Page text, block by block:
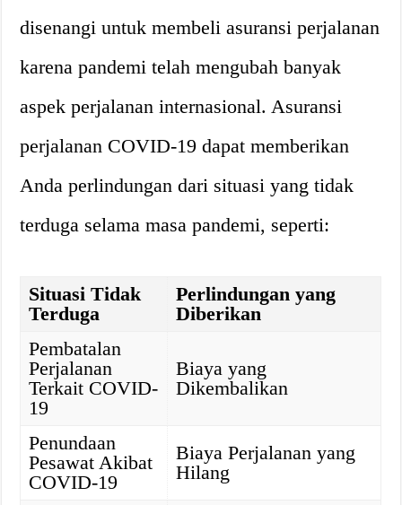
disenangi untuk membeli asuransi perjalanan
karena pandemi telah mengubah banyak
aspek perjalanan internasional. Asuransi
perjalanan COVID-19 dapat memberikan
Anda perlindungan dari situasi yang tidak
terduga selama masa pandemi, seperti:
Situasi Tidak
Terduga
Perlindungan yang
Diberikan
Pembatalan
Perjalanan
Terkait COVID-
19
Biaya yang
Dikembalikan
Penundaan
Pesawat Akibat
COVID-19
Biaya Perjalanan yang
Hilang